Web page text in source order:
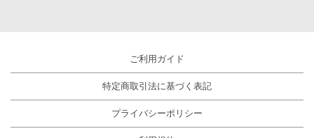
ご利用ガイド
特定商取引法に基づく表記
プライバシーポリシー